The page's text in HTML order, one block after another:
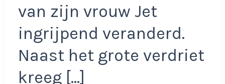
van zijn vrouw Jet
ingrijpend veranderd.
Naast het grote verdriet
kreeg […]